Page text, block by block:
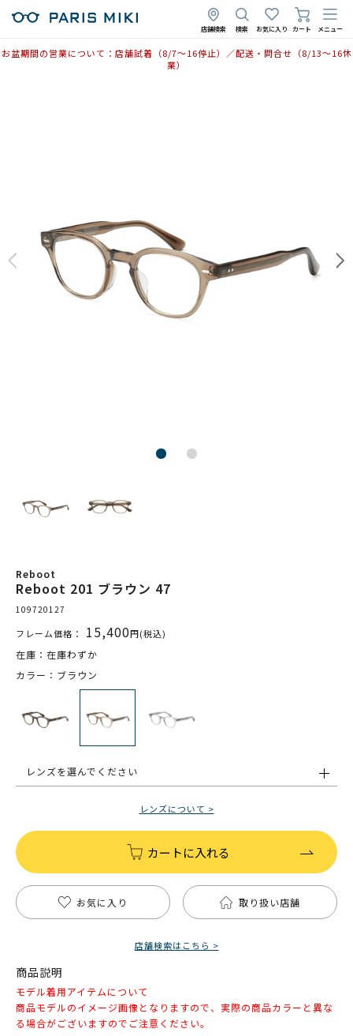
店舗検索 検索 お気に入り カート メニュー
お盆期間の営業について：店舗試着（8/7〜16停止）／配送・問合せ（8/13〜16休
業）
Reboot
Reboot 201 ブラウン 47
109720127
フレーム価格： 15,400円(税込)
在庫：在庫わずか
カラー：ブラウン
レンズを選んでください
レンズについて >
カートに入れる
お気に入り 取り扱い店舗
店舗検索はこちら >
商品説明
モデル着用アイテムについて
商品モデルのイメージ画像となりますので、実際の商品カラーと異な
る場合がございますのでご注意ください。
2025年4月24日